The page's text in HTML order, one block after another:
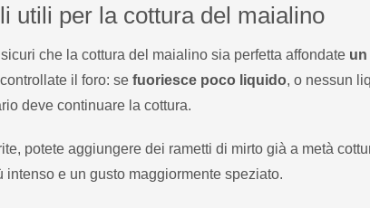
utili per la cottura del maialino
che la cottura del maialino sia perfetta affondate
il foro: se fuoriesce poco liquido, o nessun
deve continuare la cottura.
potete aggiungere dei rametti di mirto già a metà
intenso e un gusto maggiormente speziato.